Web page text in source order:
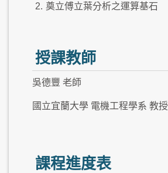
2. 奠立傅立葉分析之運算基石
授課教師
吳德豐 老師
國立宜蘭大學 電機工程學系 教授
課程進度表